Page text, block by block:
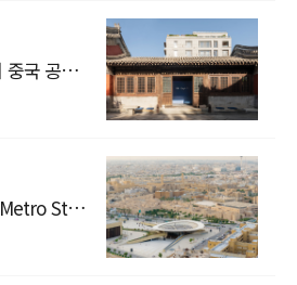
600년 사찰에서 중국 공예와 현대 패션을 직조한 ZARA x Fanglu Lin Pop-Up
Qasr AlHokm Metro Station, 구도심과 현대 공공 인프라의 접점을 제안하다